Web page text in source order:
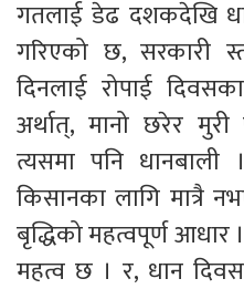
गतलाई डेढ दशकदेखि
गरिएको छ, सरकारी
दिनलाई रोपाई
अर्थात्, मानो छरेर
त्यसमा पनि धानबाली
किसानका लागि मात्रै
बृद्धिको महत्वपूर्ण
महत्व छ । र, धान